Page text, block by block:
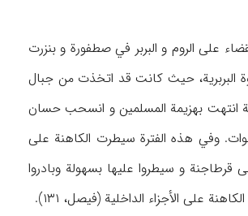
على الروم و البربر في صطفورة و بنزرت
جراوة البربرية، حيث كانت قد اتخذت من جبال
انتهت بهزيمة المسلمين و انسحب حسان
الأثير، ۴/ ۳۶۹-۳۷۰) و نزل في برقة (البلاذري، ن.ص) و بقي فيها بأمر عبدالملك. استمرت إقامته ۵ سنوات. وفي هذه الفترة سيطرت الكاهنة على
و سيطروا عليها بسهولة وبادروا
على الأجزاء الداخلية (فيصل، ۱۳۱).